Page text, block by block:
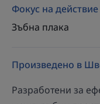
Фокус на действие
Зъбна плака
Произведено в
Разработени за